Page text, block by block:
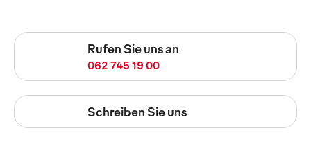
Rufen Sie uns an
062 745 19 00
Schreiben Sie uns